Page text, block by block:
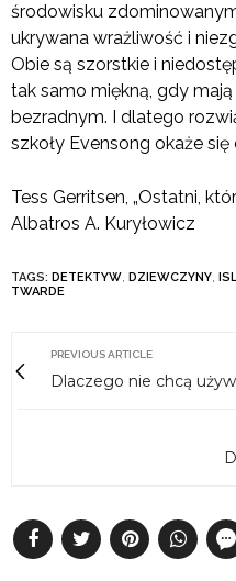
środowisku
ukrywana wrażliwość i
Obie są szorstkie i
tak samo miękną, gdy
bezradnym. I dlatego
szkoły Evensong okaże
Tess Gerritsen, „Ostatni,
Albatros A. Kuryłowicz
TAGS: DETEKTYW, DZIEWCZYNY,
TWARDE
PREVIOUS ARTICLE
Dlaczego nie chcą